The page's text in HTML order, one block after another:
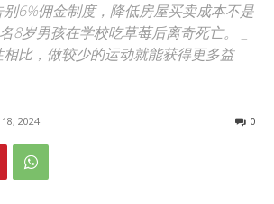
6%佣金制度，降低房屋买卖成本不是
8岁男孩在学校吃草莓后离奇死亡。 _
比，做较少的运动就能获得更多益
2024 0